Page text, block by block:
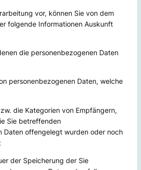
vor, können Sie von dem
folgende Informationen Auskunft
die personenbezogenen Daten
personenbezogenen Daten, welche
die Kategorien von Empfängern,
Sie betreffenden
Daten offengelegt wurden oder noch
der Speicherung der Sie